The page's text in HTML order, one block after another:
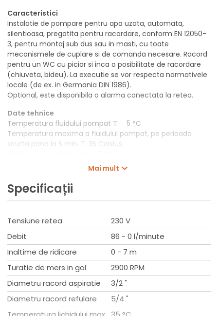
Caracteristici
Instalatie de pompare pentru apa uzata, automata,
silentioasa, pregatita pentru racordare, conform EN 12050-
3, pentru montaj sub dus sau in masti, cu toate
mecanismele de cuplare si de comanda necesare. Racord
pentru un WC cu picior si inca o posibilitate de racordare
(chiuveta, bideu). La executie se vor respecta normativele
locale (de ex. in Germania DIN 1986).
Optional, este disponibila o alarma conectata la retea.
Date tehnice
Temperatura fluidului pompat T: 5 °C
Temperatura maxima a fluidului pompat, pe perioada
scurta pana la 5 min. T: 35 Celsius
Presiune de lucru maxima PN: 1 bar
Toleranta tensiune: ±10 %
Putere nominala a motorului P2: 0,4 kW
Clasa de izolatie: F
Frecventa max. a comutarii t: 100 1/h
Material tanc: PP
Carcasa pompa: PP-GF30
Rotor hidraulic: PA66-GF15
Racord conducta la aspiratie: DN40
Racord conducta pe refulare: DN32
Greutate neta aprox.: 5,7 kg
Mai mult
Specificații
Tensiune retea
230 V
Debit
86 - 0 l/minute
Inaltime de ridicare
0 - 7 m
Turatie de mers in gol
2900 RPM
Diametru racord aspiratie
3/2 "
Diametru racord refulare
5/4 "